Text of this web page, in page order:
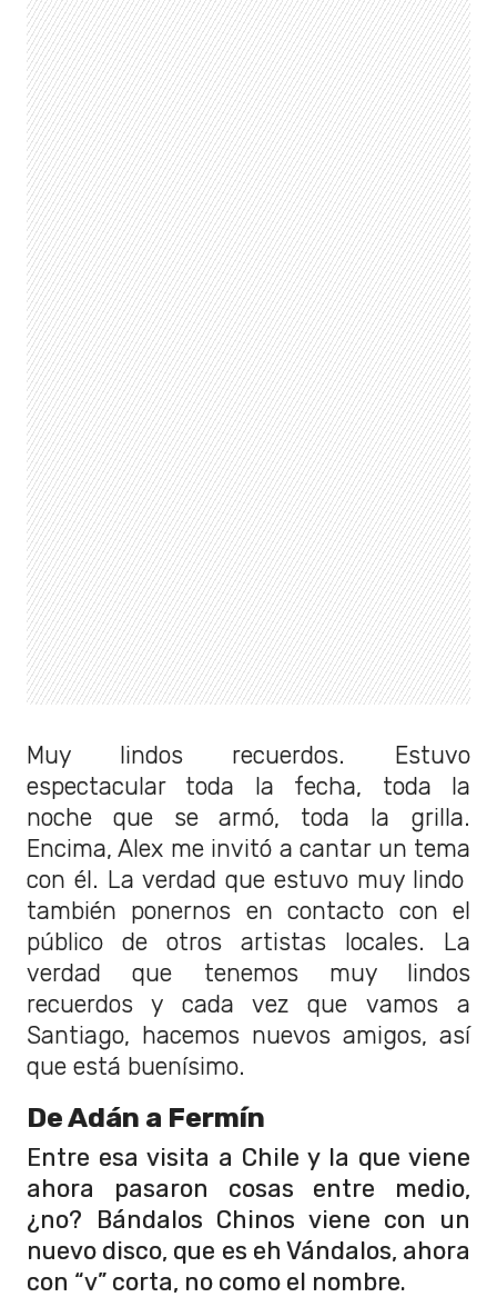
Muy lindos recuerdos. Estuvo
espectacular toda la fecha, toda la
noche que se armó, toda la grilla.
Encima, Alex me invitó a cantar un tema
con él. La verdad que estuvo muy lindo
también ponernos en contacto con el
público de otros artistas locales. La
verdad que tenemos muy lindos
recuerdos y cada vez que vamos a
Santiago, hacemos nuevos amigos, así
que está buenísimo.
De Adán a Fermín
Entre esa visita a Chile y la que viene
ahora pasaron cosas entre medio,
¿no? Bándalos Chinos viene con un
nuevo disco, que es eh Vándalos, ahora
con “v” corta, no como el nombre.